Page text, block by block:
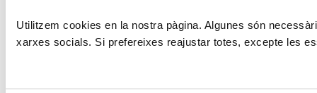
Utilitzem cookies en la nostra pàgina. Algunes són
xarxes socials. Si prefereixes reajustar totes, excepte les